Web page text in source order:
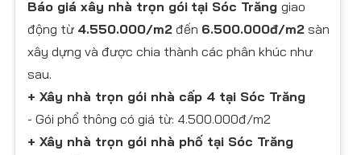
Giải đáp thắc mắc khi chọn dịch vụ xây nhà trọn gói tại
Sóc Trăng
Kết luận
Báo giá xây nhà trọn gói tại Sóc Trăng giao
động từ 4.550.000/m2 đến 6.500.000đ/m2 sàn
xây dựng và được chia thành các phân khúc như
sau.
+ Xây nhà trọn gói nhà cấp 4 tại Sóc Trăng
​- Gói phổ thông có giá từ: 4.500.000đ/m2
+ Xây nhà trọn gói nhà phố tại Sóc Trăng